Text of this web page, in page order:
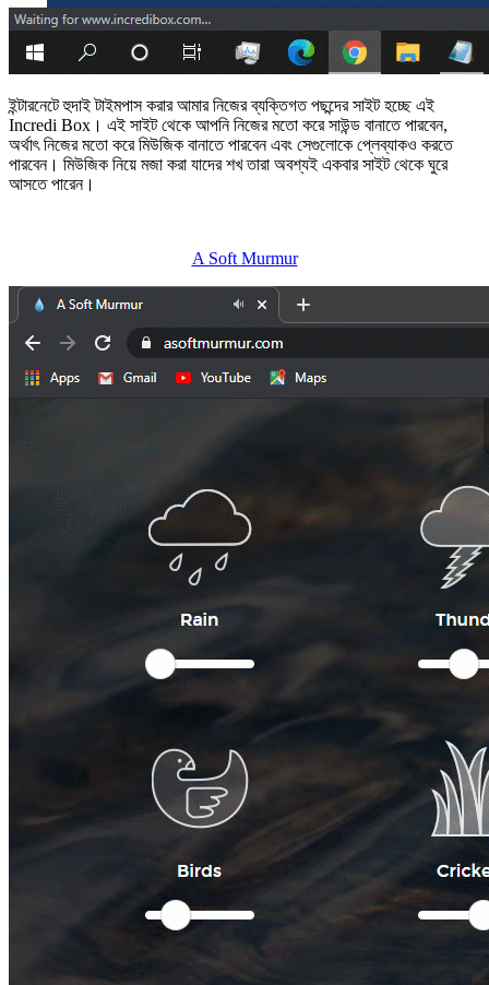
ইন্টারনেটে হুদাই টাইমপাস করার আমার নিজের ব্যক্তিগত পছন্দের সাইট হচ্ছে এই
Incredi Box। এই সাইট থেকে আপনি নিজের মতো করে সাউন্ড বানাতে পারবেন,
অর্থাৎ নিজের মতো করে মিউজিক বানাতে পারবেন এবং সেগুলোকে প্লেব্যাকও করতে
পারবেন। মিউজিক নিয়ে মজা করা যাদের শখ তারা অবশ্যই একবার সাইট থেকে ঘুরে
আসতে পারেন।
A Soft Murmur